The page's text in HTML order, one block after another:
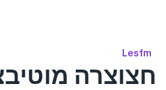
Lesfm
חצוצרה